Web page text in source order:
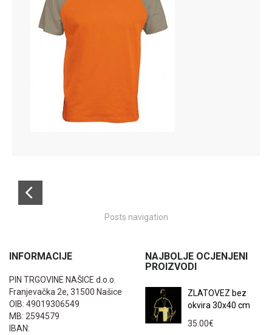
Posts navigation
INFORMACIJE
PIN TRGOVINE NAŠICE d.o.o.
Franjevačka 2e, 31500 Našice
OIB: 49019306549
MB: 2594579
IBAN:
NAJBOLJE OCJENJENI
PROIZVODI
ZLATOVEZ bez
okvira 30x40 cm
35.00€